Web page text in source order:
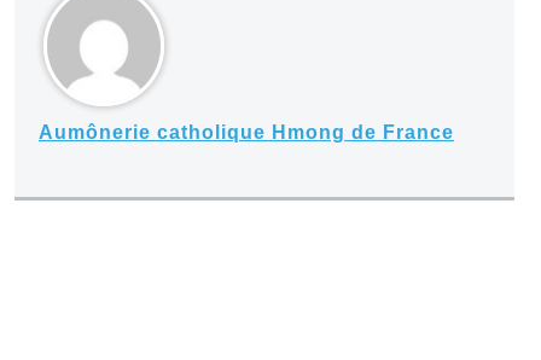
Aumônerie catholique Hmong de France